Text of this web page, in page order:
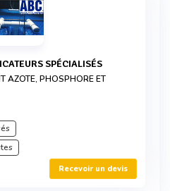
SPÉCIALISÉS
AZOTE, PHOSPHORE ET
Recevoir un devis